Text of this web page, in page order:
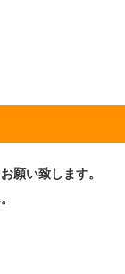
願い致します。